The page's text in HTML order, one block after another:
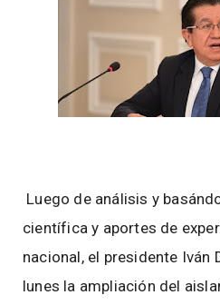
Luego de análisis y
científica y aportes de
nacional, el presidente Iván
lunes la ampliación del